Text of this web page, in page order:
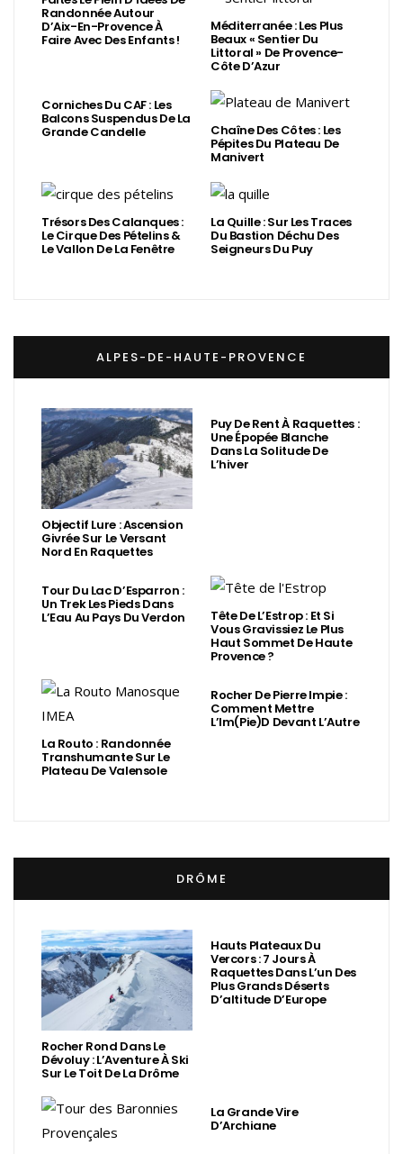
Randonnée Autour
D’Aix-En-Provence À
Faire Avec Des Enfants !
Méditerranée : Les Plus
Beaux « Sentier Du
Littoral » De Provence-
Côte D’Azur
Corniches Du CAF : Les
Balcons Suspendus De La
Grande Candelle Chaîne Des Côtes : Les
Pépites Du Plateau De
Manivert
Trésors Des Calanques :
Le Cirque Des Pételins &
Le Vallon De La Fenêtre
La Quille : Sur Les Traces
Du Bastion Déchu Des
Seigneurs Du Puy
ALPES-DE-HAUTE-PROVENCE
Objectif Lure : Ascension
Givrée Sur Le Versant
Nord En Raquettes
Puy De Rent À Raquettes :
Une Épopée Blanche
Dans La Solitude De
L’hiver
Tour Du Lac D’Esparron :
Un Trek Les Pieds Dans
L’Eau Au Pays Du Verdon Tête De L’Estrop : Et Si
Vous Gravissiez Le Plus
Haut Sommet De Haute
Provence ?
La Routo : Randonnée
Transhumante Sur Le
Plateau De Valensole
Rocher De Pierre Impie :
Comment Mettre
L’Im(Pie)d Devant L’Autre
DRÔME
Rocher Rond Dans Le
Dévoluy : L’Aventure À Ski
Sur Le Toit De La Drôme
Hauts Plateaux Du
Vercors : 7 Jours À
Raquettes Dans L’un Des
Plus Grands Déserts
D’altitude D’Europe
La Grande Vire
D’Archiane